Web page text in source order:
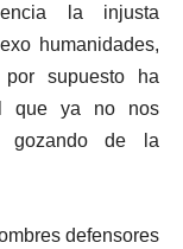
la injusta
humanidades,
supuesto ha
que ya no nos
gozando de la
defensores